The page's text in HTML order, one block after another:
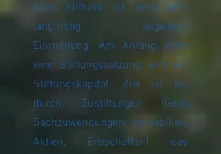
Eine Stiftung ist eine sehr
langfristig angelegte
Einrichtung. Am Anfang steht
eine Stiftungssatzung und ein
Stiftungskapital. Ziel ist es,
durch Zustiftungen (Geld,
Sachzuwendungen, Immobilien,
Aktien, Erbschaften) das